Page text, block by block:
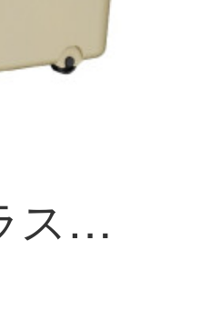
SPACEXPERTプラスチックの収納箱40 Lコーヒー色の綿は衣類整理箱のお菓子のおもちゃの箱に詰められて引っ越し箱を包装します。